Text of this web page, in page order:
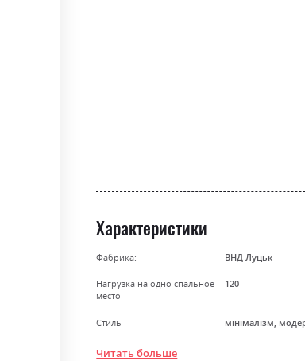
Характеристики
Фабрика: ВНД Луцьк
Нагрузка на одно спальное
место
120
Стиль мінімалізм,
Особенность
Читать больше